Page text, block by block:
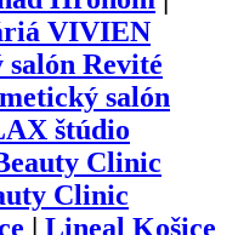
VIVIEN
Revité
salón
štúdio
Clinic
Clinic
Lineal Košice